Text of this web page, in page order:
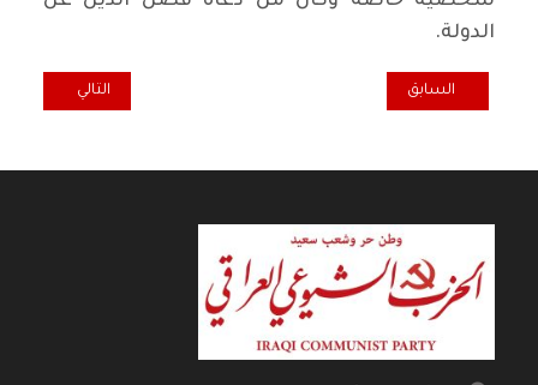
الدولة.
المقال السابق: المثقفون العرب بين «علف» الظلامية وأوهام الأنوار
السابق المقال التالي:
التالي